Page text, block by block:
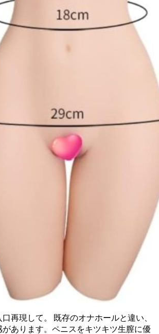
再現して。 既存のオナホールと違い、
あります。ペニスをキツキツ生膣に優